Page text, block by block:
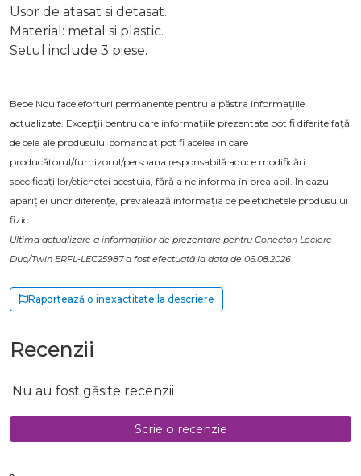
Usor de atasat si detasat.
Material: metal si plastic.
Setul include 3 piese.
Bebe Nou face eforturi permanente pentru a păstra informațiile
actualizate. Excepții pentru care informațiile prezentate pot fi diferite față
de cele ale produsului comandat pot fi acelea în care
producătorul/furnizorul/persoana responsabilă aduce modificări
specificațiilor/etichetei acestuia, fără a ne informa în prealabil. În cazul
apariției unor diferențe, prevalează informația de pe etichetele produsului
fizic.
Ultima actualizare a informațiilor de prezentare pentru Conectori Leclerc
Duo/Twin ERFL-LEC25987 a fost efectuată la data de 06.08.2026
Raportează o inexactitate la descriere
Recenzii
Nu au fost găsite recenzii
Scrie o recenzie